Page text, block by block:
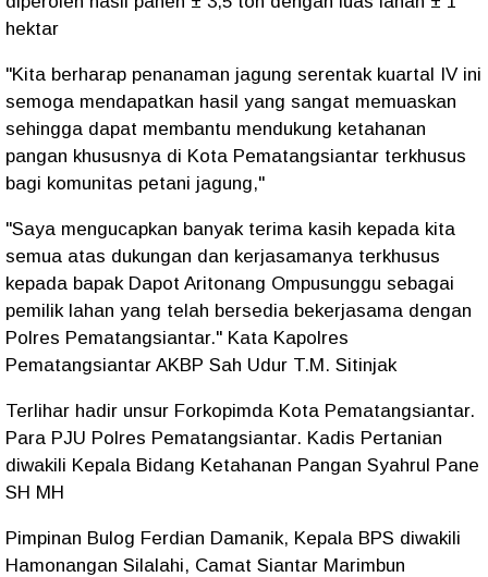
hektar
"Kita berharap penanaman jagung serentak kuartal IV ini
semoga mendapatkan hasil yang sangat memuaskan
sehingga dapat membantu mendukung ketahanan
pangan khususnya di Kota Pematangsiantar terkhusus
bagi komunitas petani jagung,"
"Saya mengucapkan banyak terima kasih kepada kita
semua atas dukungan dan kerjasamanya terkhusus
kepada bapak Dapot Aritonang Ompusunggu sebagai
pemilik lahan yang telah bersedia bekerjasama dengan
Polres Pematangsiantar." Kata Kapolres
Pematangsiantar AKBP Sah Udur T.M. Sitinjak
Terlihar hadir unsur Forkopimda Kota Pematangsiantar.
Para PJU Polres Pematangsiantar. Kadis Pertanian
diwakili Kepala Bidang Ketahanan Pangan Syahrul Pane
SH MH
Pimpinan Bulog Ferdian Damanik, Kepala BPS diwakili
Hamonangan Silalahi, Camat Siantar Marimbun